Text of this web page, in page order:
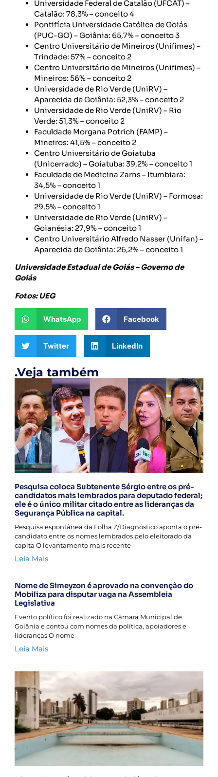
Universidade Federal de Catalão (UFCAT) –
Catalão: 78,3% – conceito 4
Pontifícia Universidade Católica de Goiás
(PUC-GO) – Goiânia: 65,7% – conceito 3
Centro Universitário de Mineiros (Unifimes) –
Trindade: 57% – conceito 2
Centro Universitário de Mineiros (Unifimes) –
Mineiros: 56% – conceito 2
Universidade de Rio Verde (UniRV) –
Aparecida de Goiânia: 52,3% – conceito 2
Universidade de Rio Verde (UniRV) – Rio
Verde: 51,3% – conceito 2
Faculdade Morgana Potrich (FAMP) –
Mineiros: 41,5% – conceito 2
Centro Universitário de Goiatuba
(Unicerrado) – Goiatuba: 39,2% – conceito 1
Faculdade de Medicina Zarns – Itumbiara:
34,5% – conceito 1
Universidade de Rio Verde (UniRV) – Formosa:
29,5% – conceito 1
Universidade de Rio Verde (UniRV) –
Goianésia: 27,9% – conceito 1
Centro Universitário Alfredo Nasser (Unifan) –
Aparecida de Goiânia: 26,2% – conceito 1
Universidade Estadual de Goiás – Governo de
Goiás
Fotos: UEG
WhatsApp Facebook
Twitter LinkedIn
.Veja também
Pesquisa coloca Subtenente Sérgio entre os pré-
candidatos mais lembrados para deputado federal;
ele é o único militar citado entre as lideranças da
Segurança Pública na capital.
Pesquisa espontânea da Folha Z/Diagnóstico aponta o pré-
candidato entre os nomes lembrados pelo eleitorado da
capita O levantamento mais recente
Leia Mais
Nome de Simeyzon é aprovado na convenção do
Mobiliza para disputar vaga na Assembleia
Legislativa
Evento político foi realizado na Câmara Municipal de
Goiânia e contou com nomes da política, apoiadores e
lideranças O nome
Leia Mais